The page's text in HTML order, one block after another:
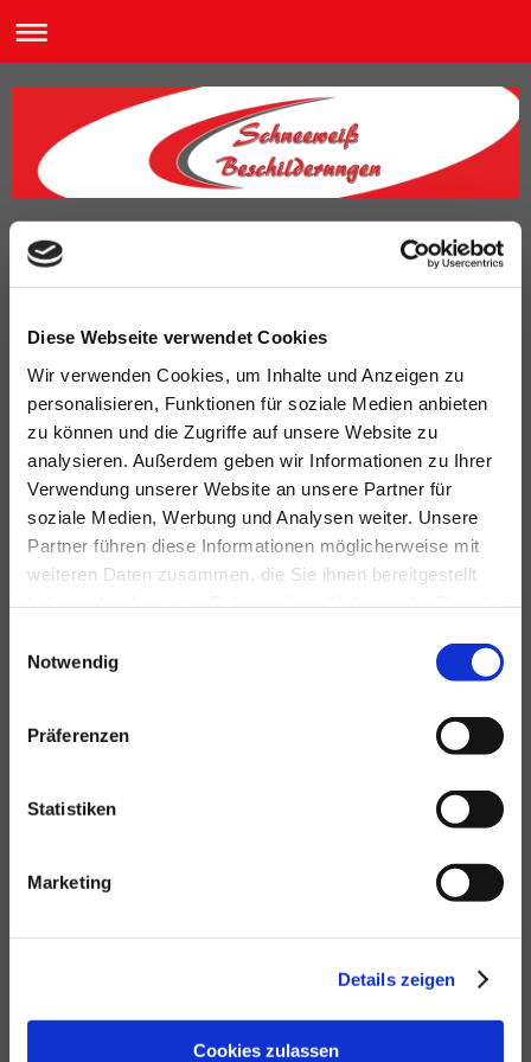
Diese Webseite verwendet Cookies
Wir verwenden Cookies, um Inhalte und Anzeigen zu
personalisieren, Funktionen für soziale Medien anbieten
zu können und die Zugriffe auf unsere Website zu
analysieren. Außerdem geben wir Informationen zu Ihrer
Verwendung unserer Website an unsere Partner für
soziale Medien, Werbung und Analysen weiter. Unsere
Partner führen diese Informationen möglicherweise mit
weiteren Daten zusammen, die Sie ihnen bereitgestellt
Notwendig
Präferenzen
Statistiken
Marketing
Details zeigen
Cookies zulassen
Anfahrt
Hier finden Sie uns